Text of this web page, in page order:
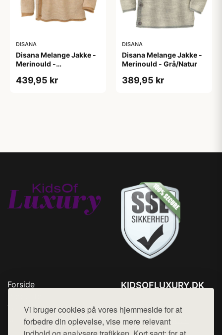
Vi bruger cookies på vores hjemmeside for at
forbedre din oplevelse, vise mere relevant
DISANA
Disana Melange Jakke -
Merinould -
439,95 kr
DISANA
Disana Melange Jakke -
Merinould - Grå/Natur
389,95 kr
Forside
Top Rabatter
Kontakt
KIDSOFLUXURY.DK
Mail: hej@want.dk